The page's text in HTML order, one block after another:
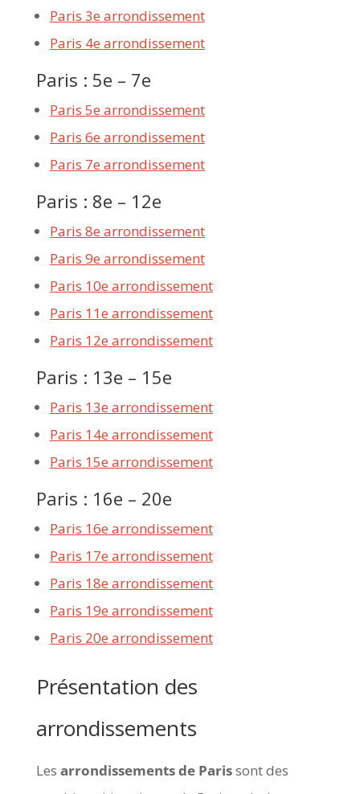
Paris 3e arrondissement
Paris 4e arrondissement
Paris : 5e – 7e
Paris 5e arrondissement
Paris 6e arrondissement
Paris 7e arrondissement
Paris : 8e – 12e
Paris 8e arrondissement
Paris 9e arrondissement
Paris 10e arrondissement
Paris 11e arrondissement
Paris 12e arrondissement
Paris : 13e – 15e
Paris 13e arrondissement
Paris 14e arrondissement
Paris 15e arrondissement
Paris : 16e – 20e
Paris 16e arrondissement
Paris 17e arrondissement
Paris 18e arrondissement
Paris 19e arrondissement
Paris 20e arrondissement
Présentation des
arrondissements
Les arrondissements de Parissont des